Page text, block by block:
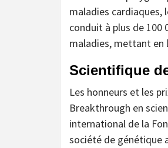
maladies cardiaques,
conduit à plus de 100
maladies, mettant en
Scientifique
Les honneurs et les
Breakthrough en
international de la
société de génétique